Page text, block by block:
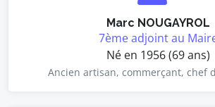
Marc NOUGAYROL
7ème adjoint au
Né en 1956 (69 ans)
Ancien artisan, commerçant, chef